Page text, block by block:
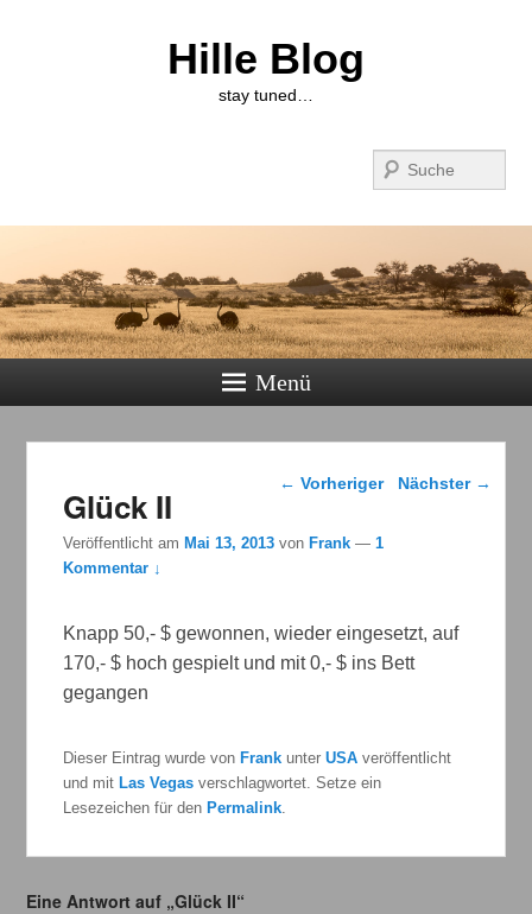
Hille Blog
stay tuned…
Menü
Beitragsnavigation
← Vorheriger Nächster →
Glück II
Veröffentlicht amMai 13, 2013 vonFrank —1
Kommentar ↓
Knapp 50,- $ gewonnen, wieder eingesetzt, auf
170,- $ hoch gespielt und mit 0,- $ ins Bett
gegangen
Dieser Eintrag wurde vonFrank unterUSA veröffentlicht
und mitLas Vegas verschlagwortet. Setze ein
Lesezeichen für denPermalink
Eine Antwort auf „Glück II“